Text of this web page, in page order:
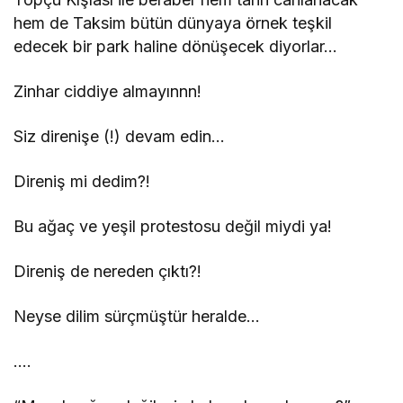
hem de Taksim bütün dünyaya örnek teşkil
edecek bir park haline dönüşecek diyorlar…
Zinhar ciddiye almayınnn!
Siz direnişe (!) devam edin…
Direniş mi dedim?!
Bu ağaç ve yeşil protestosu değil miydi ya!
Direniş de nereden çıktı?!
Neyse dilim sürçmüştür heralde…
….